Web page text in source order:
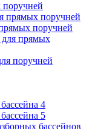
прямых поручней
поручней
для прямых
поручней
4
5
бассейнов